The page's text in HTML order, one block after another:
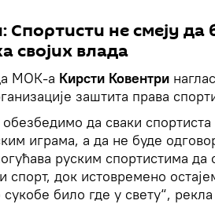
Спортисти не смеју
својих влада
МОК-а Кирсти Ковентри
заштита права
да сваки
играма, а да не буде
руским спортистима
спорт, док истовремено
било где у свету“, рекла